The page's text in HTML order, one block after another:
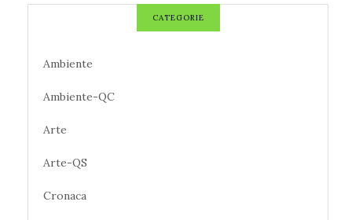
CATEGORIE
Ambiente
Ambiente-QC
Arte
Arte-QS
Cronaca